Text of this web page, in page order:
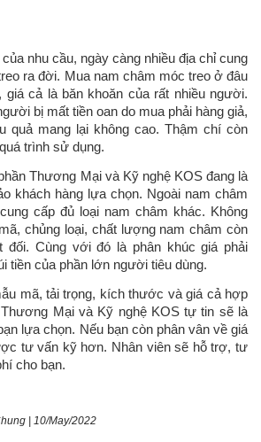
nhu cầu, ngày càng nhiều địa chỉ cung
ra đời. Mua nam châm móc treo ở đâu
giá cả là băn khoăn của rất nhiều người.
bị mất tiền oan do mua phải hàng giả,
quả mang lại không cao. Thậm chí còn
trình sử dụng.
Thương Mại và Kỹ nghệ KOS đang là
khách hàng lựa chọn. Ngoài nam châm
cấp đủ loại nam châm khác. Không
chủng loại, chất lượng nam châm còn
đối. Cùng với đó là phân khúc giá phải
tiền của phần lớn người tiêu dùng.
mã, tải trọng, kích thước và giá cả hợp
Mại và Kỹ nghệ KOS tự tin sẽ là
lựa chọn. Nếu bạn còn phân vân về giá
tư vấn kỹ hơn. Nhân viên sẽ hỗ trợ, tư
cho bạn.
10/May/2022